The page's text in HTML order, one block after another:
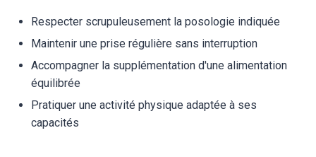
Respecter scrupuleusement la posologie indiquée
Maintenir une prise régulière sans interruption
Accompagner la supplémentation d'une alimentation
équilibrée
Pratiquer une activité physique adaptée à ses
capacités